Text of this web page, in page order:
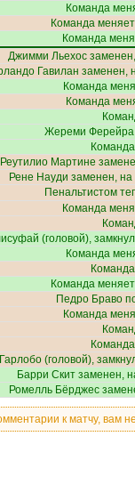
Команда
Команда
Команда
Джимми Льехос
Гавилан заменен,
Команда
Команда
Жереми Ферейра
Реутилио Мартине
Рене Науди заменен,
Пенальтистом
Команда
(головой),
Команда
Команда
Педро Браво
Команда
(головой),
Барри Скит заменен,
Ромелль Бёрджес
к матчу, вам